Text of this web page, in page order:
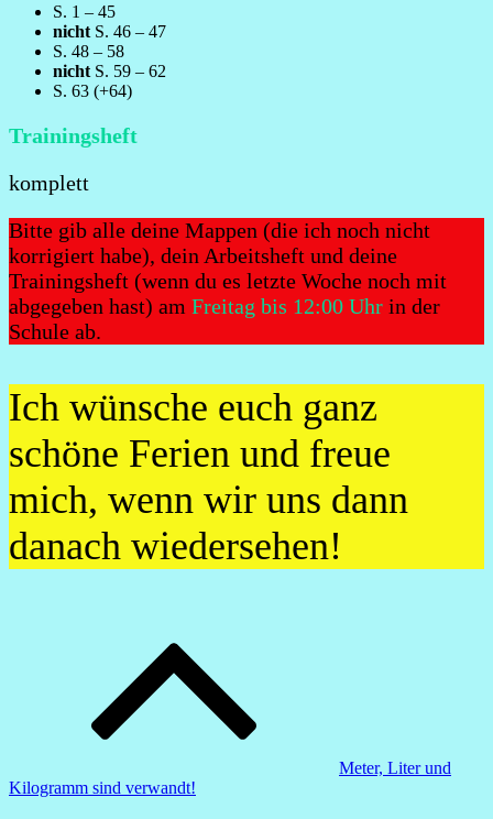
S. 1 – 45
nicht S. 46 – 47
S. 48 – 58
nicht S. 59 – 62
S. 63 (+64)
Trainingsheft
komplett
Bitte gib alle deine Mappen (die ich noch nicht
korrigiert habe), dein Arbeitsheft und deine
Trainingsheft (wenn du es letzte Woche noch mit
abgegeben hast) am Freitag bis 12:00 Uhr in der
Schule ab.
Ich wünsche euch ganz
schöne Ferien und freue
mich, wenn wir uns dann
danach wiedersehen!
Meter, Liter und
Kilogramm sind verwandt!